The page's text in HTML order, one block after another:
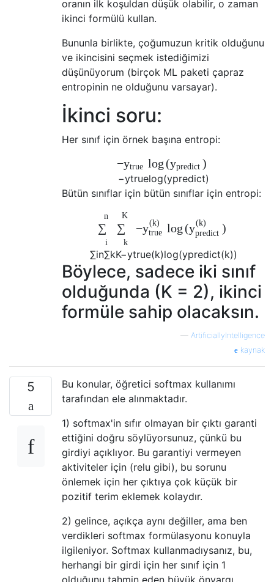
oranın ilk koşuldan düşük olabilir, o zaman
ikinci formülü kullan.
Bununla birlikte, çoğumuzun kritik olduğunu
ve ikincisini seçmek istediğimizi
düşünüyorum (birçok ML paketi çapraz
entropinin ne olduğunu varsayar).
İkinci soru:
Her sınıf için örnek başına entropi:
−ytrue log (ypredict )
−ytruelog(ypredict)
Bütün sınıflar için bütün sınıflar için entropi:
∑
i
n
∑
k
K
−y(k)
true log (y(k)
predict )
∑in∑kK−ytrue(k)log(ypredict(k))
Böylece, sadece iki sınıf
olduğunda (K = 2), ikinci
formüle sahip olacaksın.
— ArtificiallyIntelligence
kaynak
5
Bu konular, öğretici softmax kullanımı
tarafından ele alınmaktadır.
1) softmax'in sıfır olmayan bir çıktı garanti
ettiğini doğru söylüyorsunuz, çünkü bu
girdiyi açıklıyor. Bu garantiyi vermeyen
aktiviteler için (relu gibi), bu sorunu
önlemek için her çıktıya çok küçük bir
pozitif terim eklemek kolaydır.
2) gelince, açıkça aynı değiller, ama ben
verdikleri softmax formülasyonu konuyla
ilgileniyor. Softmax kullanmadıysanız, bu,
herhangi bir girdi için her sınıf için 1